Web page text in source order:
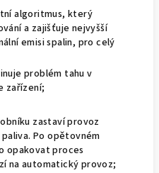
algoritmus, který
a zajišťuje nejvyšší
emisi spalin, pro celý
problém tahu v
zařízení;
zastaví provoz
Po opětovném
opakovat proces
na automatický provoz;